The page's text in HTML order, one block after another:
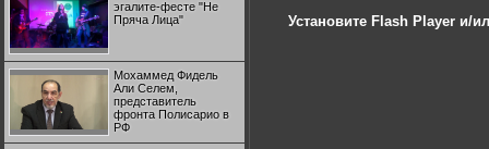
эгалите-фесте "Не
Пряча Лица"
Мохаммед Фидель
Али Селем,
представитель
фронта Полисарио в
РФ
Установите Flash Player и/